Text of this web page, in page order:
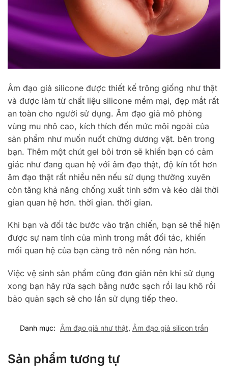
Âm đạo giả silicone được thiết kế trông giống như thật
và được làm từ chất liệu silicone mềm mại, đẹp mắt rất
an toàn cho người sử dụng. Âm đạo giả mô phỏng
vùng mu nhô cao, kích thích đến mức môi ngoài của
sản phẩm như muốn nuốt chửng dương vật. bên trong
bạn. Thêm một chút gel bôi trơn sẽ khiến bạn có cảm
giác như đang quan hệ với âm đạo thật, độ kín tốt hơn
âm đạo thật rất nhiều nên nếu sử dụng thường xuyên
còn tăng khả năng chống xuất tinh sớm và kéo dài thời
gian quan hệ hơn. thời gian. thời gian.
Khi bạn và đối tác bước vào trận chiến, bạn sẽ thể hiện
được sự nam tính của mình trong mắt đối tác, khiến
mối quan hệ của bạn càng trở nên nồng nàn hơn.
Việc vệ sinh sản phẩm cũng đơn giản nên khi sử dụng
xong bạn hãy rửa sạch bằng nước sạch rồi lau khô rồi
bảo quản sạch sẽ cho lần sử dụng tiếp theo.
Danh mục: Âm đạo giả như thật, Âm đạo giả silicon trần
Sản phẩm tương tự